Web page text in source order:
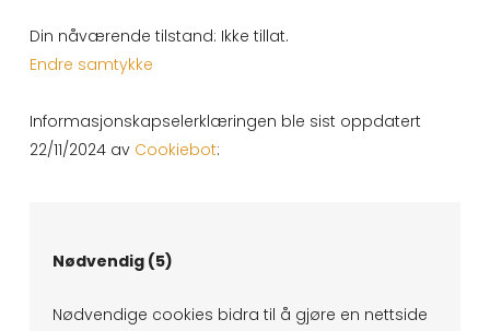
Din nåværende tilstand: Ikke tillat.
Endre samtykke
Informasjonskapselerklæringen ble sist oppdatert
22/11/2024 av Cookiebot:
Nødvendig (5)
Nødvendige cookies bidra til å gjøre en nettside